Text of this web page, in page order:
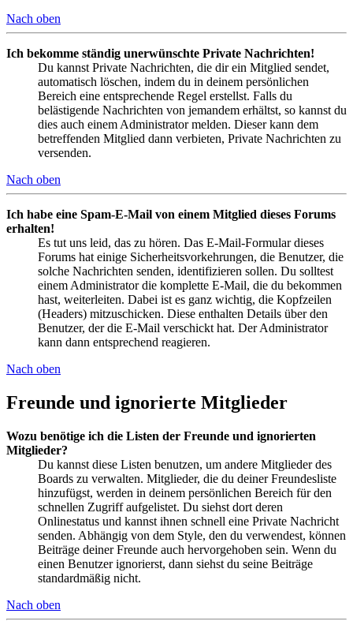
Nach oben
Ich bekomme ständig unerwünschte Private Nachrichten!
Du kannst Private Nachrichten, die dir ein Mitglied sendet,
automatisch löschen, indem du in deinem persönlichen
Bereich eine entsprechende Regel erstellst. Falls du
belästigende Nachrichten von jemandem erhältst, so kannst du
dies auch einem Administrator melden. Dieser kann dem
betreffenden Mitglied dann verbieten, Private Nachrichten zu
versenden.
Nach oben
Ich habe eine Spam-E-Mail von einem Mitglied dieses Forums
erhalten!
Es tut uns leid, das zu hören. Das E-Mail-Formular dieses
Forums hat einige Sicherheitsvorkehrungen, die Benutzer, die
solche Nachrichten senden, identifizieren sollen. Du solltest
einem Administrator die komplette E-Mail, die du bekommen
hast, weiterleiten. Dabei ist es ganz wichtig, die Kopfzeilen
(Headers) mitzuschicken. Diese enthalten Details über den
Benutzer, der die E-Mail verschickt hat. Der Administrator
kann dann entsprechend reagieren.
Nach oben
Freunde und ignorierte Mitglieder
Wozu benötige ich die Listen der Freunde und ignorierten
Mitglieder?
Du kannst diese Listen benutzen, um andere Mitglieder des
Boards zu verwalten. Mitglieder, die du deiner Freundesliste
hinzufügst, werden in deinem persönlichen Bereich für den
schnellen Zugriff aufgelistet. Du siehst dort deren
Onlinestatus und kannst ihnen schnell eine Private Nachricht
senden. Abhängig von dem Style, den du verwendest, können
Beiträge deiner Freunde auch hervorgehoben sein. Wenn du
einen Benutzer ignorierst, dann siehst du seine Beiträge
standardmäßig nicht.
Nach oben